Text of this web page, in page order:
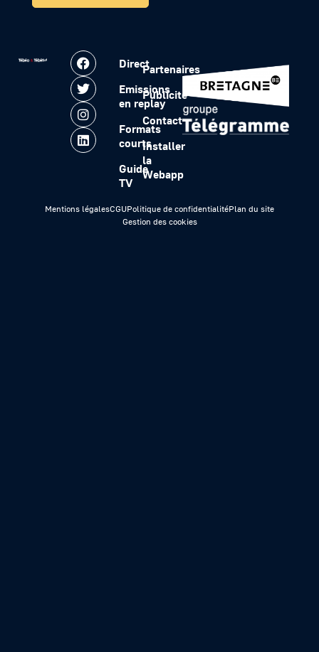
Direct
Emissions
en replay
Formats
courts
Guide
TV
Partenaires
Publicité
Contact
Installer
la
Webapp
Mentions légalesCGUPolitique de confidentialitéPlan du site
Gestion des cookies